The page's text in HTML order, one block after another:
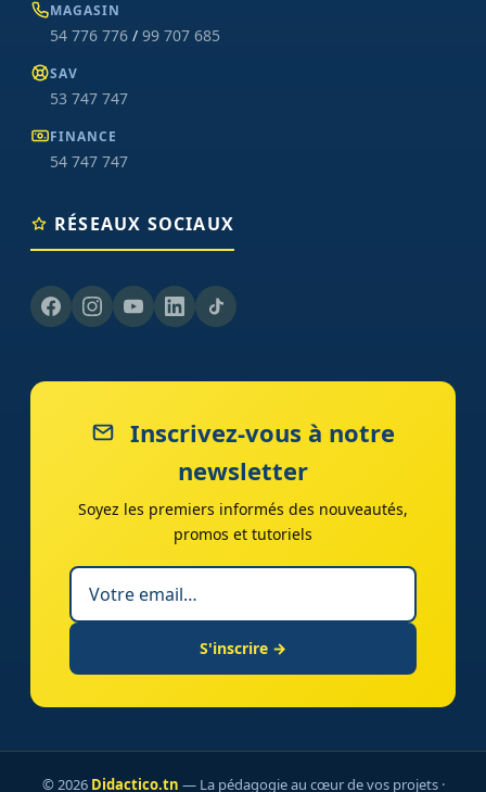
MAGASIN
54 776 776 / 99 707 685
SAV
53 747 747
FINANCE
54 747 747
RÉSEAUX SOCIAUX
Inscrivez-vous à notre
newsletter
Soyez les premiers informés des nouveautés,
promos et tutoriels
S'inscrire →
© 2026 Didactico.tn — La pédagogie au cœur de vos projets ·